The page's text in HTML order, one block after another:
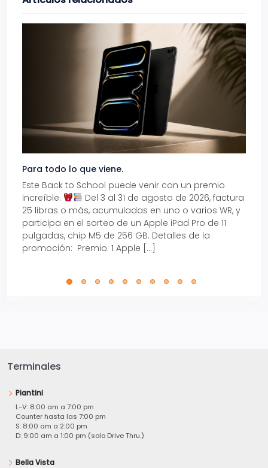
Para todo lo que viene.
Este Back to School puede venir con un premio
increíble.
Del 3 al 31 de agosto de 2026, factura
25 libras o más, acumuladas en uno o varios WR, y
participa en el sorteo de un Apple iPad Pro de 11
pulgadas, chip M5 de 256 GB. Detalles de la
promoción: Premio: 1 Apple […]
Terminales
Piantini
L-V: 8:00 am a 7:00 pm
Counter hasta las 7:00 pm
S: 8:00 am a 2:00 pm
D: 9:00 am a 1:00 pm (solo Drive Thru.)
Bella Vista